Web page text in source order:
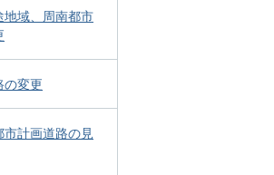
地域、周南都市
の変更
計画道路の見